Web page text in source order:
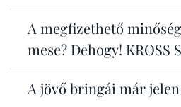
A megfizethető
mese? Dehogy! KROSS
A jövő bringái már jelen